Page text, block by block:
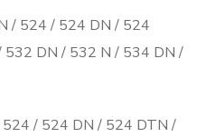
/ 524 / 524 DN / 524
DN / 532 N / 534 DN /
/ 524 DN / 524 DTN /